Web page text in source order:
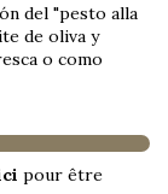
del "pesto alla
de oliva y
o como
pour être